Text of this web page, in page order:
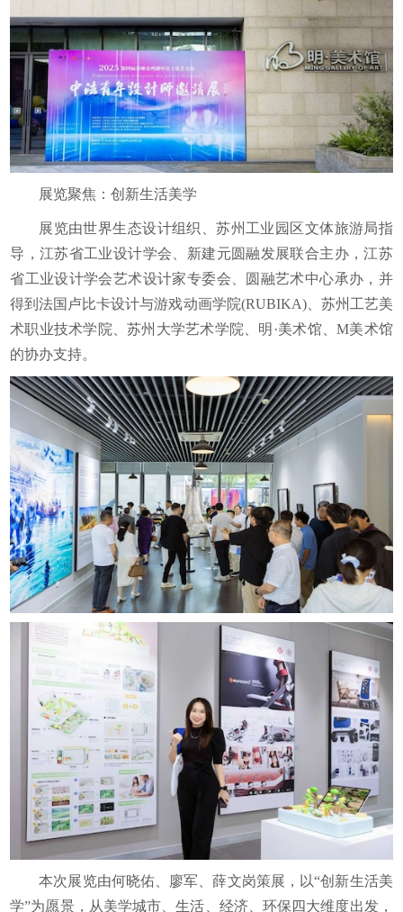
展览聚焦：创新生活美学
展览由世界生态设计组织、苏州工业园区文体旅游局指
导，江苏省工业设计学会、新建元圆融发展联合主办，江苏
省工业设计学会艺术设计家专委会、圆融艺术中心承办，并
得到法国卢比卡设计与游戏动画学院(RUBIKA)、苏州工艺美
术职业技术学院、苏州大学艺术学院、明·美术馆、M美术馆
的协办支持。
本次展览由何晓佑、廖军、薛文岗策展，以“创新生活美
学”为愿景，从美学城市、生活、经济、环保四大维度出发，